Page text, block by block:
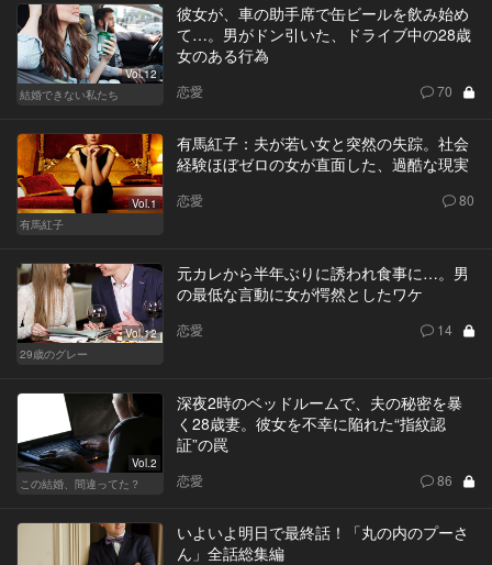
Vol.12
結婚できない私たち
彼女が、車の助手席で缶ビールを飲み始め
て…。男がドン引いた、ドライブ中の28歳
女のある行為
恋愛 70
Vol.1
有馬紅子
有馬紅子：夫が若い女と突然の失踪。社会
経験ほぼゼロの女が直面した、過酷な現実
恋愛 80
Vol.12
29歳のグレー
元カレから半年ぶりに誘われ食事に…。男
の最低な言動に女が愕然としたワケ
恋愛 14
Vol.2
この結婚、間違ってた？
深夜2時のベッドルームで、夫の秘密を暴
く28歳妻。彼女を不幸に陥れた“指紋認
証”の罠
恋愛 86
いよいよ明日で最終話！「丸の内のプーさ
ん」全話総集編